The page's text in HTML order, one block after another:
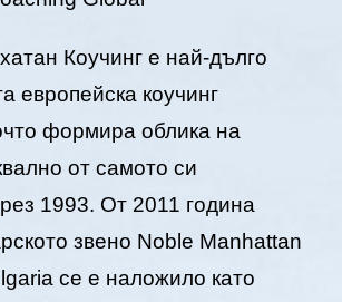
Коучинг е най-дълго
европейска коучинг
формира облика на
от самото си
1993. От 2011 година
звено Noble Manhattan
се е наложило като